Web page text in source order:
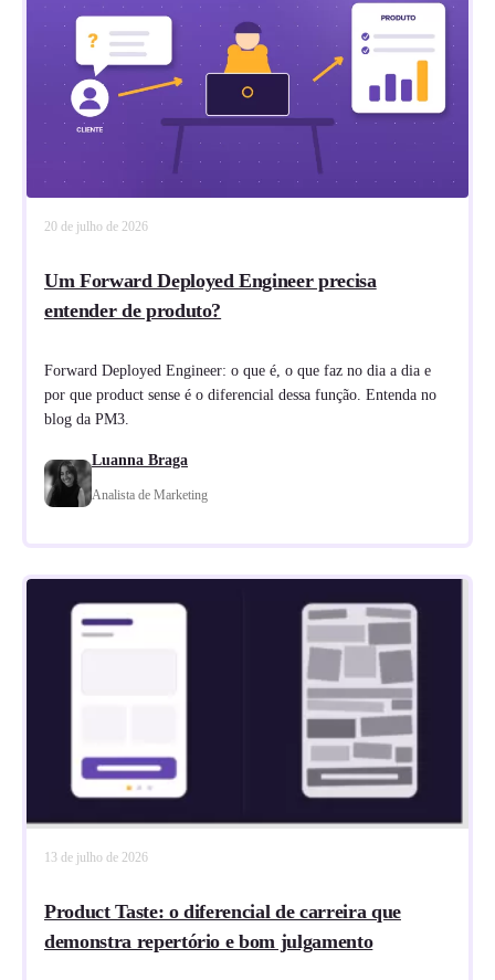
20 de julho de 2026
Um Forward Deployed Engineer precisa
entender de produto?
Forward Deployed Engineer: o que é, o que faz no dia a dia e
por que product sense é o diferencial dessa função. Entenda no
blog da PM3.
Luanna Braga
Analista de Marketing
13 de julho de 2026
Product Taste: o diferencial de carreira que
demonstra repertório e bom julgamento